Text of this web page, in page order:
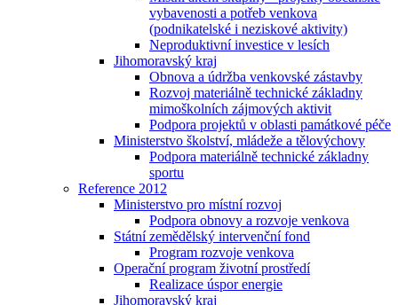
vybavenosti a potřeb venkova
(podnikatelské i neziskové aktivity)
Neproduktivní investice v lesích
Jihomoravský kraj
Obnova a údržba venkovské zástavby
Rozvoj materiálně technické základny
mimoškolních zájmových aktivit
Podpora projektů v oblasti památkové péče
Ministerstvo školství, mládeže a tělovýchovy
Podpora materiálně technické základny
sportu
Reference 2012
Ministerstvo pro místní rozvoj
Podpora obnovy a rozvoje venkova
Státní zemědělský intervenční fond
Program rozvoje venkova
Operační program životní prostředí
Realizace úspor energie
Jihomoravský kraj